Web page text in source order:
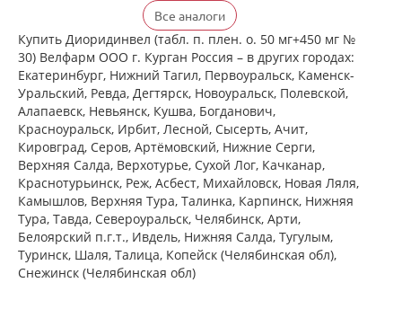
Детралекс (табл. п. плен. о. 500 мг №
60) Лаборатории Сервье Индастри
Франция Сервье РУС ООО Россия
есть в 532 аптеках
от 1 790,00 до 3 422,00
Венарус (табл. п. плен. о. 50 мг+450
мг № 30) Алиум АО (Московская
обл,.рп. Оболенск) Россия
есть в 489 аптеках
от 890,00 до 1 980,00
Венарус (табл. п. плен. о. 50 мг+450
мг № 60) Алиум АО (Московская
обл,.рп. Оболенск) Россия
есть в 446 аптеках
Все аналоги
Купить Диоридинвел (табл. п. плен. о. 50 мг+450 мг №
30) Велфарм ООО г. Курган Россия – в других городах:
Екатеринбург, Нижний Тагил, Первоуральск, Каменск-
Уральский, Ревда, Дегтярск, Новоуральск, Полевской,
Алапаевск, Невьянск, Кушва, Богданович,
Красноуральск, Ирбит, Лесной, Сысерть, Ачит,
Кировград, Серов, Артёмовский, Нижние Cерги,
Верхняя Салда, Верхотурье, Сухой Лог, Качканар,
Краснотурьинск, Реж, Асбест, Михайловск, Новая Ляля,
Камышлов, Верхняя Тура, Талинка, Карпинск, Нижняя
Тура, Тавда, Североуральск, Челябинск, Арти,
Белоярский п.г.т., Ивдель, Нижняя Салда, Тугулым,
Туринск, Шаля, Талица, Копейск (Челябинская обл),
Снежинск (Челябинская обл)